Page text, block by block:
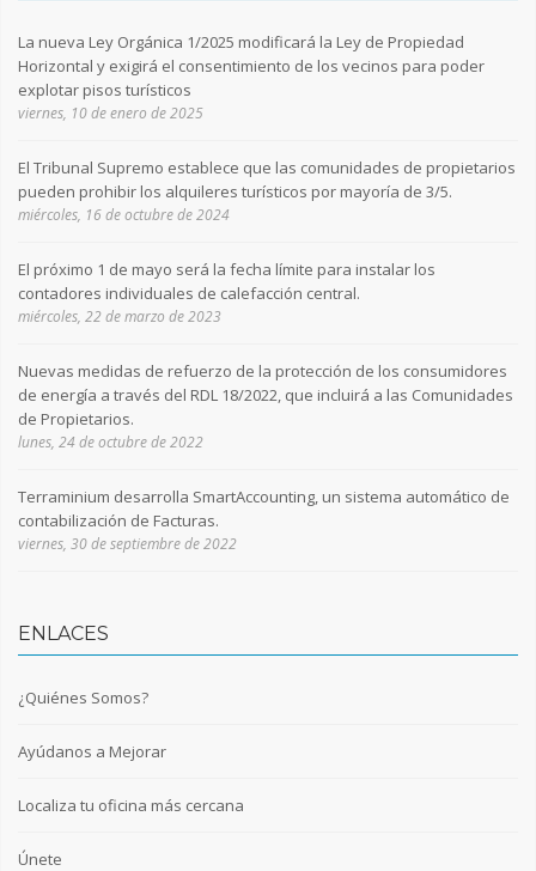
La nueva Ley Orgánica 1/2025 modificará la Ley de Propiedad
Horizontal y exigirá el consentimiento de los vecinos para poder
explotar pisos turísticos
viernes, 10 de enero de 2025
El Tribunal Supremo establece que las comunidades de propietarios
pueden prohibir los alquileres turísticos por mayoría de 3/5.
miércoles, 16 de octubre de 2024
El próximo 1 de mayo será la fecha límite para instalar los
contadores individuales de calefacción central.
miércoles, 22 de marzo de 2023
Nuevas medidas de refuerzo de la protección de los consumidores
de energía a través del RDL 18/2022, que incluirá a las Comunidades
de Propietarios.
lunes, 24 de octubre de 2022
Terraminium desarrolla SmartAccounting, un sistema automático de
contabilización de Facturas.
viernes, 30 de septiembre de 2022
ENLACES
¿Quiénes Somos?
Ayúdanos a Mejorar
Localiza tu oficina más cercana
Únete